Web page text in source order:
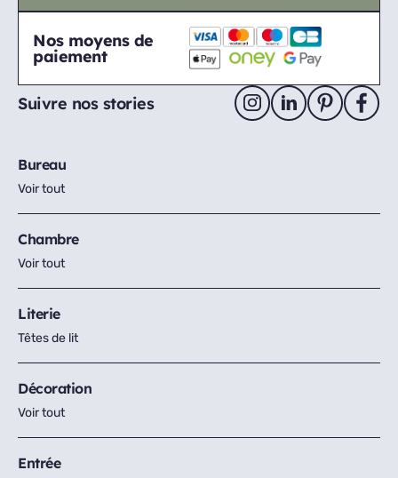
Nos moyens de
paiement
Suivre nos stories
Bureau
Voir tout
Chambre
Voir tout
Literie
Têtes de lit
Décoration
Voir tout
Entrée